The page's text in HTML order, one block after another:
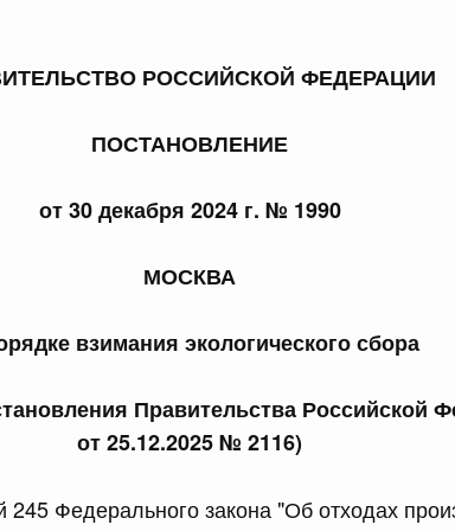
РОССИЙСКОЙ ФЕДЕРАЦИИ
ПОСТАНОВЛЕНИЕ
от 30 декабря 2024 г. № 1990
МОСКВА
взимания экологического сбора
Правительства Российской
от 25.12.2025 № 2116)
245 Федерального закона "Об отходах
к ним Поиск по всем
Дата